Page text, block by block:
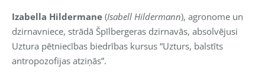
Izabella Hildermane (Isabell Hildermann), agronome un
dzirnavniece, strādā Špīlbergeras dzirnavās, absolvējusi
Uztura pētniecības biedrības kursus “Uzturs, balstīts
antropozofijas atziņās”.